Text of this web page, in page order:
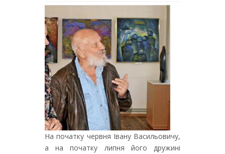
На початку червня Івану Васильовичу,
а на початку липня його дружині